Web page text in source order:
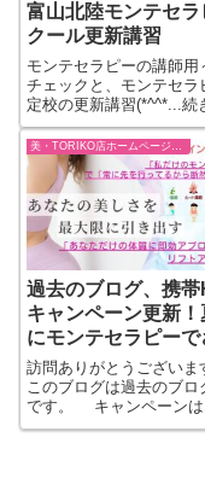
富山北陸モンテセラ
クール更新講習
モンテセラピーの講師用
チェックと、モンテセラ
定校の更新講習(*^^*...続
っと見る
過去のブログ、携帯
キャンペーン更新！
にモンテセラピーで
美しく！
訪問ありがとうござい
このブログは過去のブロ
です。 キャンペーンは
をもっと見る